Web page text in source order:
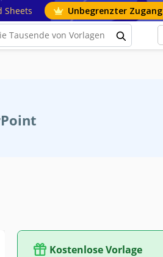
Sheets Unbegrenzter Zugang
Kostenlose Vorlage